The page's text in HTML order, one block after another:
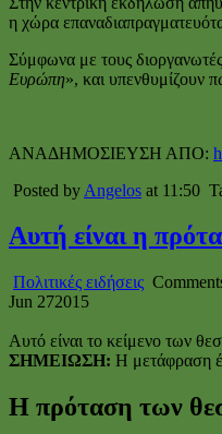
η χώρα
Σύμφωνα με τους
Ευρώπη», και υπενθυμίζουν
ΑΝΑΔΗΜΟΣΙΕΥΣΗ ΑΠΟ:
Posted by Angelos at 11:50
Αυτή είναι η
Πολιτικές ειδήσεις
Jun 272015
Αυτό είναι το κείμενο των
ΣΗΜΕΙΩΣΗ: Η μετάφραση
H πρόταση των